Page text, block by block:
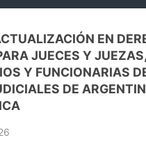
EN
JUECES Y JUEZAS,
Y FUNCIONARIAS
DE